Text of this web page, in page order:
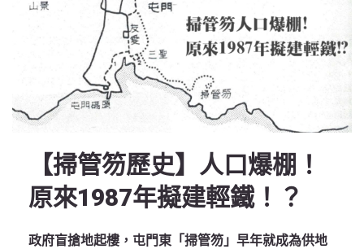
【掃管笏歷史】人口爆棚！
原來1987年擬建輕鐵！？
政府盲搶地起樓，屯門東「掃管笏」早年就成為供地